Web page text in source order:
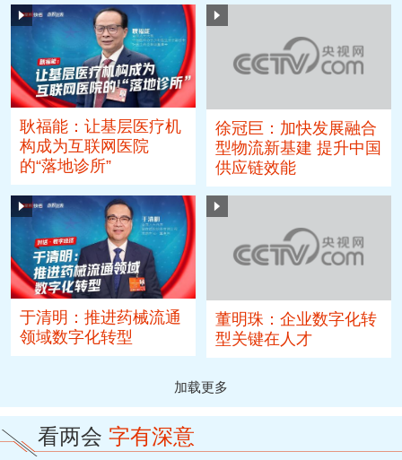
耿福能：让基层医疗机
构成为互联网医院
的“落地诊所”
徐冠巨：加快发展融合
型物流新基建 提升中国
供应链效能
于清明：推进药械流通
领域数字化转型
董明珠：企业数字化转
型关键在人才
加载更多
看两会 字有深意